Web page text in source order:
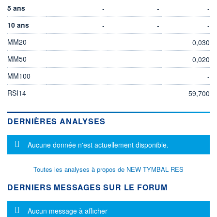
5 ans
- -
-
10 ans
- -
-
MM20
0,030
MM50
0,020
MM100
-
RSI14
59,700
DERNIÈRES ANALYSES
Message d'information
Aucune donnée n'est actuellement disponible.
Toutes les analyses à propos de NEW TYMBAL RES
DERNIERS MESSAGES SUR LE FORUM
Message d'information
Aucun message à afficher